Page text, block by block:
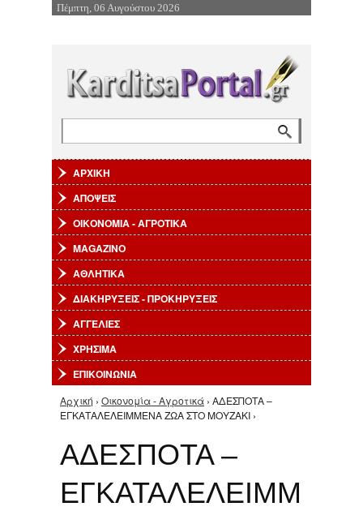
Επιστροφή στην Πλοήγηση
Πέμπτη, 06 Αυγούστου 2026
ΑΡΧΙΚΗ
ΑΠΟΨΕΙΣ
ΟΙΚΟΝΟΜΙΑ - ΑΓΡΟΤΙΚΑ
MAGAZINO
ΑΘΛΗΤΙΚΑ
ΔΙΑΚΗΡΥΞΕΙΣ - ΠΡΟΚΗΡΥΞΕΙΣ
ΑΓΓΕΛΙΕΣ
ΧΡΗΣΙΜΑ
ΕΠΙΚΟΙΝΩΝΙΑ
Είστε εδώ
Αρχική › Οικονομία - Αγροτικά › ΑΔΕΣΠΟΤΑ –
ΕΓΚΑΤΑΛΕΛΕΙΜΜΕΝΑ ΖΩΑ ΣΤΟ ΜΟΥΖΑΚΙ ›
ΑΔΕΣΠΟΤΑ –
ΕΓΚΑΤΑΛΕΛΕΙΜΜ